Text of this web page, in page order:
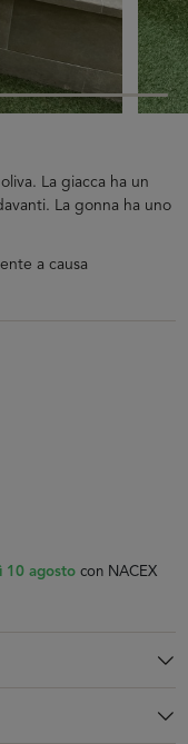
La giacca ha un
La gonna ha uno
a causa
10 agosto con NACEX